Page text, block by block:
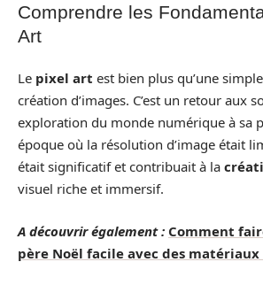
Comprendre les
Art
Le pixel art est bien plus qu’une
création d’images. C’est un retour aux
exploration du monde numérique à sa
époque où la résolution d’image était
était significatif et contribuait à la
visuel riche et immersif.
A découvrir également : Comment
père Noël facile avec des matériaux